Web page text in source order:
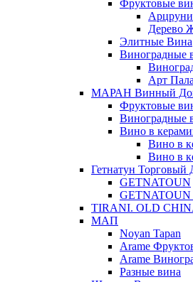
Фруктовые
Арцруни
Дерево
Элитные Вина
Виноградные
Арт
МАРАН Винный
Фруктовые
Виноградные
Вино в
Вино в
Вино в
Гетнатун Торговый
GETNATOUN
TIRANI. OLD
МАП
Noyan Tapan
Arame
Arame
Разные вина